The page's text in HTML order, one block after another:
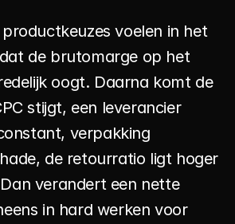
voelen in het
de brutomarge op het
oogt. Daarna komt de
stijgt, een leverancier
verpakking
de retourratio ligt hoger
verandert een nette
in hard werken voor